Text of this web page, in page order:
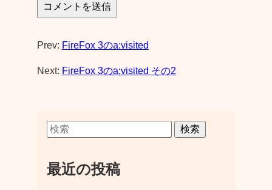
Prev: FireFox 3のa:visited
Next: FireFox 3のa:visited その2
検索
最近の投稿